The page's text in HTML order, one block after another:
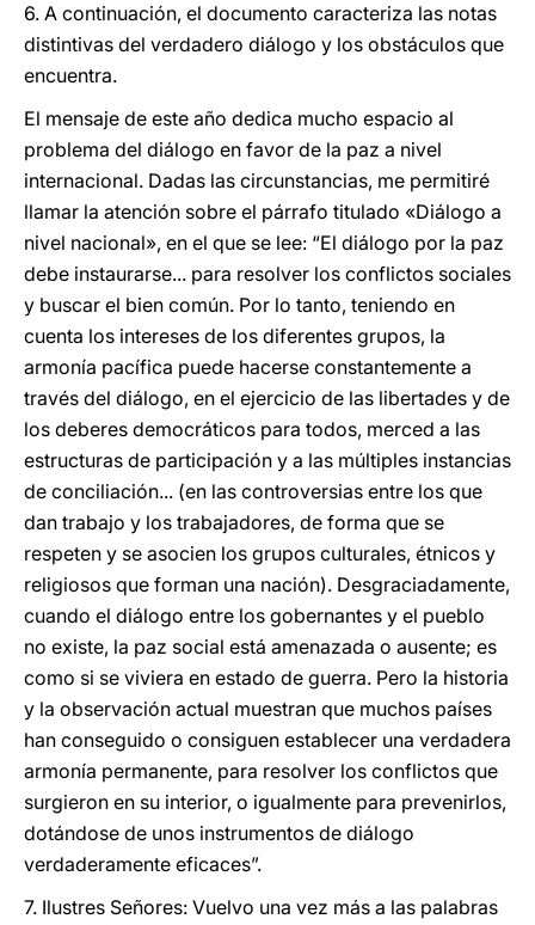
6. A continuación, el documento caracteriza las notas
distintivas del verdadero diálogo y los obstáculos que
encuentra.
El mensaje de este año dedica mucho espacio al
problema del diálogo en favor de la paz a nivel
internacional. Dadas las circunstancias, me permitiré
llamar la atención sobre el párrafo titulado «Diálogo a
nivel nacional», en el que se lee: “El diálogo por la paz
debe instaurarse... para resolver los conflictos sociales
y buscar el bien común. Por lo tanto, teniendo en
cuenta los intereses de los diferentes grupos, la
armonía pacífica puede hacerse constantemente a
través del diálogo, en el ejercicio de las libertades y de
los deberes democráticos para todos, merced a las
estructuras de participación y a las múltiples instancias
de conciliación... (en las controversias entre los que
dan trabajo y los trabajadores, de forma que se
respeten y se asocien los grupos culturales, étnicos y
religiosos que forman una nación). Desgraciadamente,
cuando el diálogo entre los gobernantes y el pueblo
no existe, la paz social está amenazada o ausente; es
como si se viviera en estado de guerra. Pero la historia
y la observación actual muestran que muchos países
han conseguido o consiguen establecer una verdadera
armonía permanente, para resolver los conflictos que
surgieron en su interior, o igualmente para prevenirlos,
dotándose de unos instrumentos de diálogo
verdaderamente eficaces”.
7. Ilustres Señores: Vuelvo una vez más a las palabras